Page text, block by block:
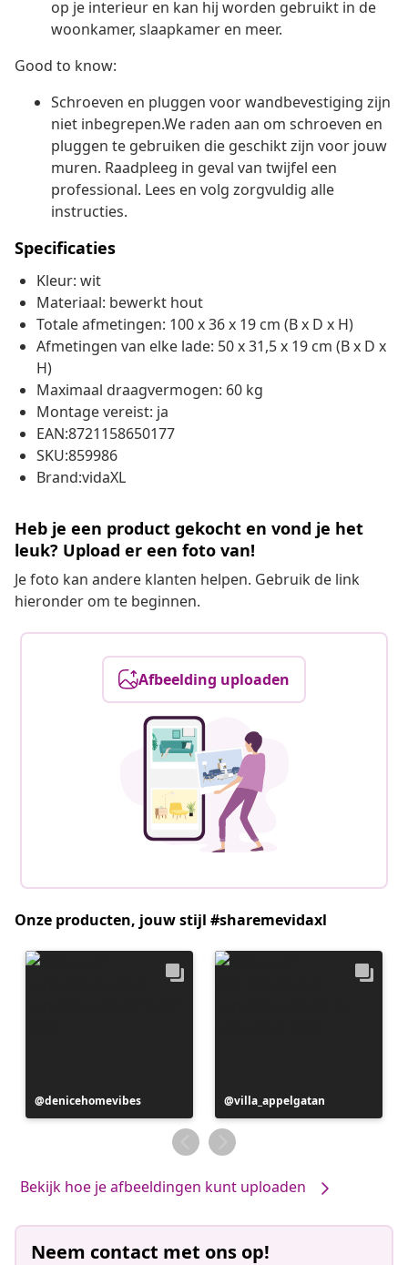
op je interieur en kan hij worden gebruikt in de
woonkamer, slaapkamer en meer.
Good to know:
Schroeven en pluggen voor wandbevestiging zijn
niet inbegrepen.We raden aan om schroeven en
pluggen te gebruiken die geschikt zijn voor jouw
muren. Raadpleeg in geval van twijfel een
professional. Lees en volg zorgvuldig alle
instructies.
Specificaties
Kleur: wit
Materiaal: bewerkt hout
Totale afmetingen: 100 x 36 x 19 cm (B x D x H)
Afmetingen van elke lade: 50 x 31,5 x 19 cm (B x D x
H)
Maximaal draagvermogen: 60 kg
Montage vereist: ja
EAN:8721158650177
SKU:859986
Brand:vidaXL
Heb je een product gekocht en vond je het
leuk? Upload er een foto van!
Je foto kan andere klanten helpen. Gebruik de link
hieronder om te beginnen.
Afbeelding uploaden
Onze producten, jouw stijl #sharemevidaxl
Bericht
gepubliceerd
denicehomevibes
Bericht
gepubliceerd
door
villa_appelgatan
Bekijk hoe je afbeeldingen kunt uploaden
Neem contact met ons op!